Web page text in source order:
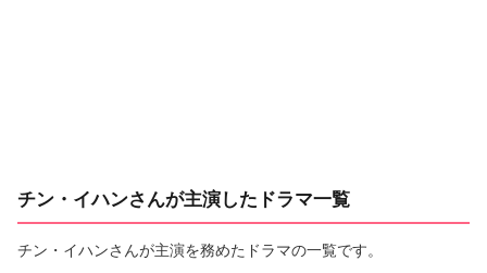
チン・イハンさんが主演したドラマ一覧
チン・イハンさんが主演を務めたドラマの一覧です。